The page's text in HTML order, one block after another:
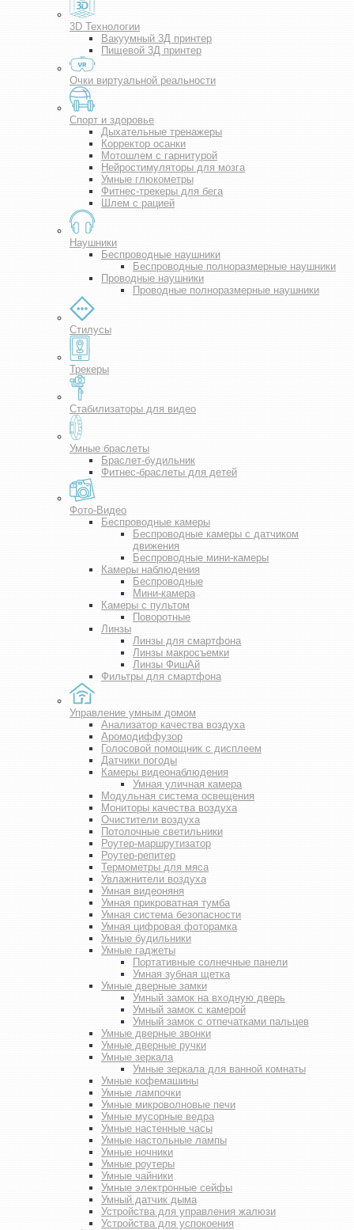
3D Технологии
Вакуумный 3Д принтер
Пищевой 3Д принтер
Очки виртуальной реальности
Спорт и здоровье
Дыхательные тренажеры
Корректор осанки
Мотошлем с гарнитурой
Нейростимуляторы для мозга
Умные глюкометры
Фитнес-трекеры для бега
Шлем с рацией
Наушники
Беспроводные наушники
Беспроводные полноразмерные наушники
Проводные наушники
Проводные полноразмерные наушники
Стилусы
Трекеры
Стабилизаторы для видео
Умные браслеты
Браслет-будильник
Фитнес-браслеты для детей
Фото-Видео
Беспроводные камеры
Беспроводные камеры с датчиком
движения
Беспроводные мини-камеры
Камеры наблюдения
Беспроводные
Мини-камера
Камеры с пультом
Поворотные
Линзы
Линзы для смартфона
Линзы макросъемки
Линзы ФишАй
Фильтры для смартфона
Управление умным домом
Анализатор качества воздуха
Аромодиффузор
Голосовой помощник с дисплеем
Датчики погоды
Камеры видеонаблюдения
Умная уличная камера
Модульная система освещения
Мониторы качества воздуха
Очистители воздуха
Потолочные светильники
Роутер-маршрутизатор
Роутер-репитер
Термометры для мяса
Увлажнители воздуха
Умная видеоняня
Умная прикроватная тумба
Умная система безопасности
Умная цифровая фоторамка
Умные будильники
Умные гаджеты
Портативные солнечные панели
Умная зубная щетка
Умные дверные замки
Умный замок на входную дверь
Умный замок с камерой
Умный замок с отпечатками пальцев
Умные дверные звонки
Умные дверные ручки
Умные зеркала
Умные зеркала для ванной комнаты
Умные кофемашины
Умные лампочки
Умные микроволновые печи
Умные мусорные ведра
Умные настенные часы
Умные настольные лампы
Умные ночники
Умные роутеры
Умные чайники
Умные электронные сейфы
Умный датчик дыма
Устройства для управления жалюзи
Устройства для успокоения